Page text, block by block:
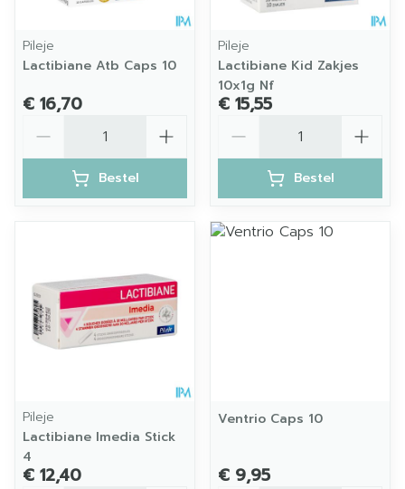
Pileje
Lactibiane Atb Caps 10
€ 16,70
Bestel
Pileje
Lactibiane Kid Zakjes
10x1g Nf
€ 15,55
Bestel
Pileje
Lactibiane Imedia Stick
4
€ 12,40
Ventrio Caps 10
€ 9,95